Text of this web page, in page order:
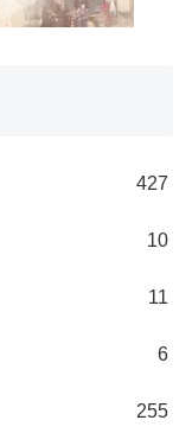
427
10
11
6
255